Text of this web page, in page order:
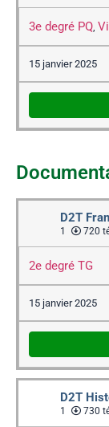
3e degré PQ
15 janvier 2025
D2T
1 720
2e degré TG
15 janvier 2025
D2T
1 730